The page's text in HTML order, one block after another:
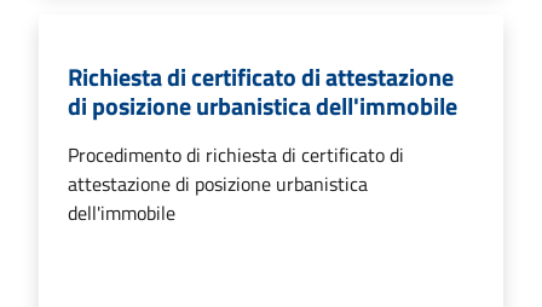
Richiesta di certificato di attestazione
di posizione urbanistica dell'immobile
Procedimento di richiesta di certificato di
attestazione di posizione urbanistica
dell'immobile